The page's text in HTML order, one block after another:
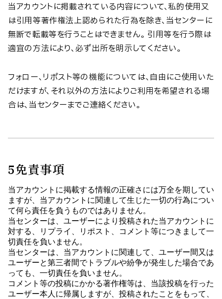
当アカウントに掲載されている内容について、私的使用又
は引用等著作権法上認められた行為を除き、当センターに
無断で転載等を行うことはできません。 引用等を行う際は
適宜の方法により、必ず出所を明示してください。
フォロー、リポスト等の機能については、自由にご使用いた
だけますが、それ以外の方法によりご利用を希望される場
合は、当センターまでご連絡ください。
5免責事項
当アカウントに掲載する情報の正確さには万全を期してい
ますが、当アカウントに関連して生じた一切の行為につい
て何ら責任を負うものではありません。
当センターは、ユーザーにより投稿された当アカウントに
対する、リプライ、リポスト、コメント等につきまして一
切責任を負いません。
当センターは、当アカウントに関連して、ユーザー間又は
ユーザーと第三者間でトラブルや紛争が発生した場合であ
っても、一切責任を負いません。
コメント等の投稿にかかる著作権等は、当該投稿を行った
ユーザー本人に帰属しますが、投稿されたことをもって、